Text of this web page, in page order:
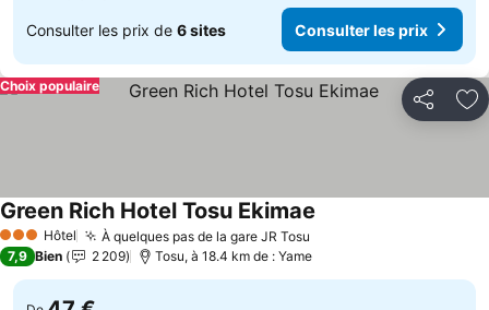
Consulter les prix de 6 sites Consulter les prix
Partager
Choix populaire
3 ÉtoilesHôtel À quelques pas de la gare JR Tosu
Green Rich Hotel Tosu Ekimae
7,9 Bien 2 209 Tosu, à 18.4 km de : Yame